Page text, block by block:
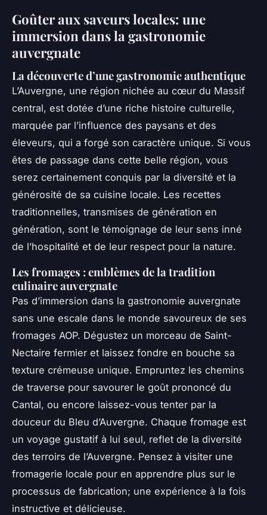
Goûter aux saveurs locales: une
immersion dans la gastronomie
auvergnate
La découverte d’une gastronomie authentique
L’Auvergne, une région nichée au cœur du Massif
central, est dotée d’une riche histoire culturelle,
marquée par l’influence des paysans et des
éleveurs, qui a forgé son caractère unique. Si vous
êtes de passage dans cette belle région, vous
serez certainement conquis par la diversité et la
générosité de sa cuisine locale. Les recettes
traditionnelles, transmises de génération en
génération, sont le témoignage de leur sens inné
de l’hospitalité et de leur respect pour la nature.
Les fromages : emblèmes de la tradition
culinaire auvergnate
Pas d’immersion dans la gastronomie auvergnate
sans une escale dans le monde savoureux de ses
fromages AOP. Dégustez un morceau de Saint-
Nectaire fermier et laissez fondre en bouche sa
texture crémeuse unique. Empruntez les chemins
de traverse pour savourer le goût prononcé du
Cantal, ou encore laissez-vous tenter par la
douceur du Bleu d’Auvergne. Chaque fromage est
un voyage gustatif à lui seul, reflet de la diversité
des terroirs de l’Auvergne. Pensez à visiter une
fromagerie locale pour en apprendre plus sur le
processus de fabrication; une expérience à la fois
instructive et délicieuse.